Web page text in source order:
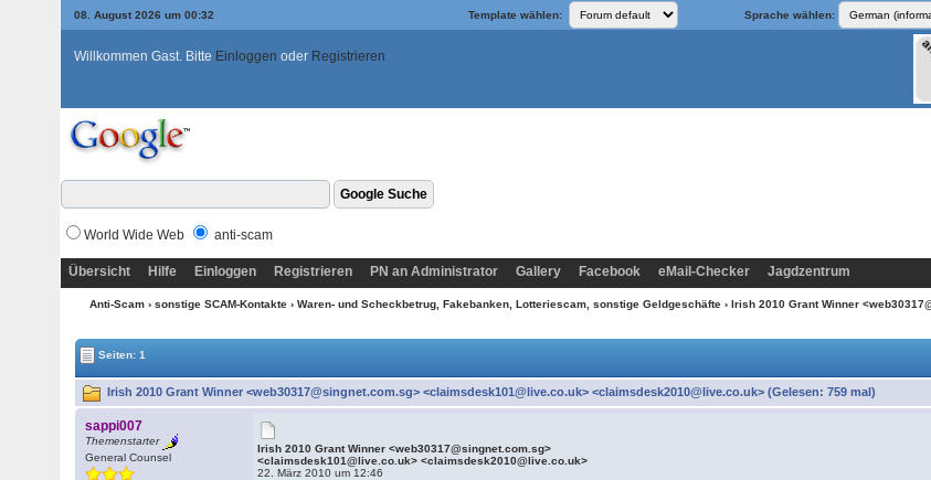
08. August 2026 um 00:32 Template wählen: Sprache wählen:
Willkommen Gast. Bitte Einloggen oder Registrieren
World Wide Web anti-scam
Übersicht Hilfe Einloggen Registrieren PN an Administrator Gallery Facebook eMail-Checker Jagdzentrum
Anti-Scam › sonstige SCAM-Kontakte › Waren- und Scheckbetrug, Fakebanken, Lotteriescam, sonstige Geldgeschäfte › Irish 2010 Grant Winner
Seiten: 1
Irish 2010 Grant Winner <web30317@singnet.com.sg> <claimsdesk101@live.co.uk> <claimsdesk2010@live.co.uk> (Gelesen: 759 mal)
sappi007
Themenstarter
General Counsel
Irish 2010 Grant Winner <web30317@singnet.com.sg>
<claimsdesk101@live.co.uk> <claimsdesk2010@live.co.uk>
22. März 2010 um 12:46